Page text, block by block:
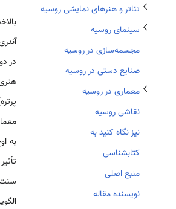
تئاتر و هنر‌های نمایشی روسیه
سینمای روسیه
مجسمه‌سازی در روسیه
صنایع دستی در روسیه
معماری در روسیه
تغییر وضعیت زیربخش‌های معماری در روسیه
نقاشی روسیه
نیز نگاه کنید به
کتابشناسی
منبع اصلی
نویسنده مقاله
در دوران تاریکی
به
سنت